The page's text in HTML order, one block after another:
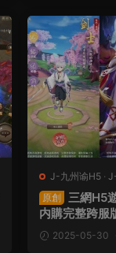
J-九州谕H5 ·
服務端
原創
三網H5
内購完整跨服
+前後端全套
後台+簡易安
2025-05-30